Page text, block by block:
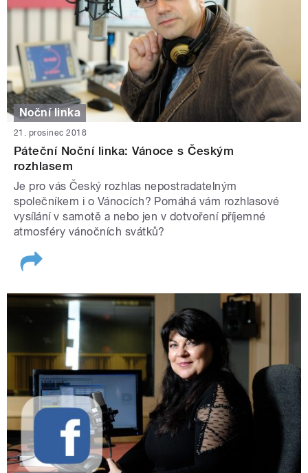
Noční linka
21. prosinec 2018
Páteční Noční linka: Vánoce s Českým
rozhlasem
Je pro vás Český rozhlas nepostradatelným
společníkem i o Vánocích? Pomáhá vám rozhlasové
vysílání v samotě a nebo jen v dotvoření příjemné
atmosféry vánočních svátků?